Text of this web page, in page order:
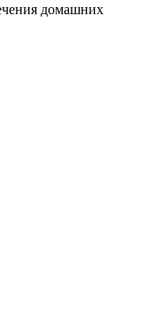
домашних